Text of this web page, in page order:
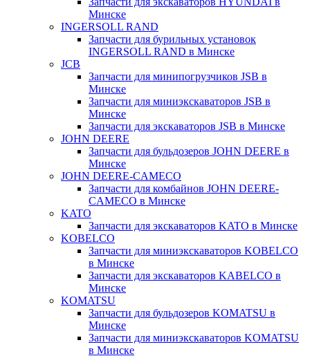
Минске
INGERSOLL RAND
Запчасти для бурильных установок
INGERSOLL RAND в Минске
JCB
Запчасти для минипогрузчиков JSB в
Минске
Запчасти для миниэкскаваторов JSB в
Минске
Запчасти для экскаваторов JSB в Минске
JOHN DEERE
Запчасти для бульдозеров JOHN DEERE в
Минске
JOHN DEERE-CAMECO
Запчасти для комбайнов JOHN DEERE-
CAMECO в Минске
KATO
Запчасти для экскаваторов KATO в Минске
KOBELCO
Запчасти для миниэкскаваторов KOBELCO
в Минске
Запчасти для экскаваторов KABELCO в
Минске
KOMATSU
Запчасти для бульдозеров KOMATSU в
Минске
Запчасти для миниэкскаваторов KOMATSU
в Минске